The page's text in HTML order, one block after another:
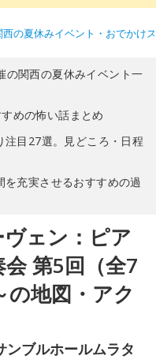
西の夏休みイベント・おでかけ
関西の夏休みイベント一
めの怖い話まとめ
注目27選。見どころ・日程
を充実させるおすすめの過
ェン：ピア
第5回（全7
の地図・アク
ブルホールムラタ